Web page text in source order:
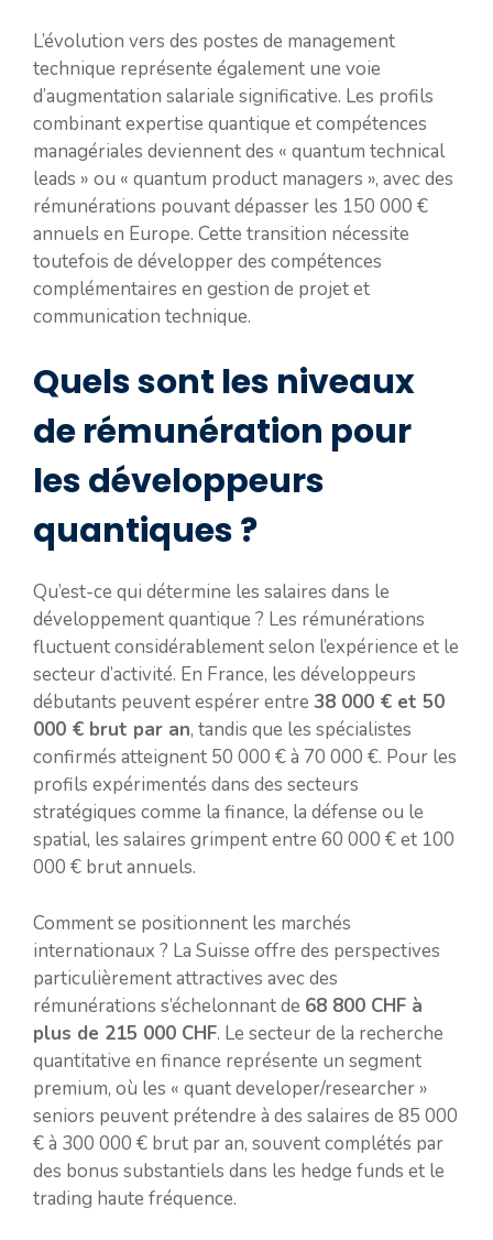
L’évolution vers des postes de management
technique représente également une voie
d’augmentation salariale significative. Les profils
combinant expertise quantique et compétences
managériales deviennent des « quantum technical
leads » ou « quantum product managers », avec des
rémunérations pouvant dépasser les 150 000 €
annuels en Europe. Cette transition nécessite
toutefois de développer des compétences
complémentaires en gestion de projet et
communication technique.
Quels sont les niveaux
de rémunération pour
les développeurs
quantiques ?
Qu’est-ce qui détermine les salaires dans le
développement quantique ? Les rémunérations
fluctuent considérablement selon l’expérience et le
secteur d’activité. En France, les développeurs
débutants peuvent espérer entre 38 000 € et 50
000 € brut par an, tandis que les spécialistes
confirmés atteignent 50 000 € à 70 000 €. Pour les
profils expérimentés dans des secteurs
stratégiques comme la finance, la défense ou le
spatial, les salaires grimpent entre 60 000 € et 100
000 € brut annuels.
Comment se positionnent les marchés
internationaux ? La Suisse offre des perspectives
particulièrement attractives avec des
rémunérations s’échelonnant de 68 800 CHF à
plus de 215 000 CHF. Le secteur de la recherche
quantitative en finance représente un segment
premium, où les « quant developer/researcher »
seniors peuvent prétendre à des salaires de 85 000
€ à 300 000 € brut par an, souvent complétés par
des bonus substantiels dans les hedge funds et le
trading haute fréquence.